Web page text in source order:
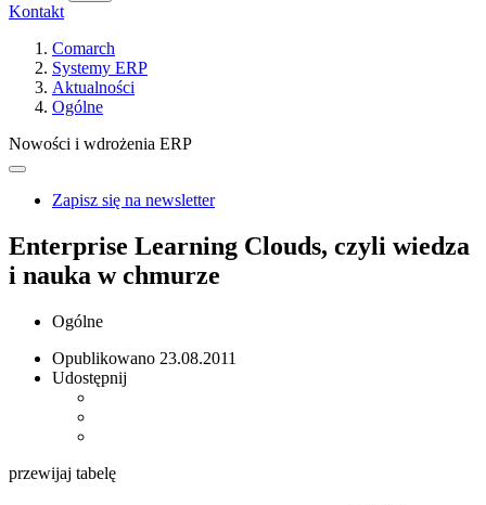
Kontakt
Comarch
Systemy ERP
Aktualności
Ogólne
Nowości i wdrożenia ERP
Zapisz się na newsletter
Enterprise Learning Clouds, czyli wiedza
i nauka w chmurze
Ogólne
Opublikowano 23.08.2011
Udostępnij
przewijaj tabelę